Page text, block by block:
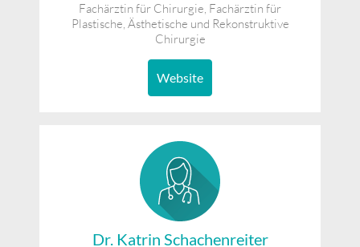
Fachärztin für Chirurgie, Fachärztin für
Plastische, Ästhetische und Rekonstruktive
Chirurgie
Website
Dr. Katrin Schachenreiter